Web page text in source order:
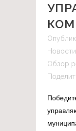
Обзор